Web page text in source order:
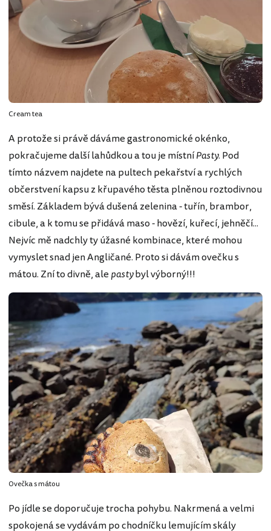
Cream tea
A protože si právě dáváme gastronomické okénko,
pokračujeme další lahůdkou a tou je místníPasty. Pod
tímto názvem najdete na pultech pekařství a rychlých
občerstvení kapsu z křupavého těsta plněnou roztodivnou
směsí. Základem bývá dušená zelenina - tuřín, brambor,
cibule, a k tomu se přidává maso - hovězí, kuřecí, jehněčí...
Nejvíc mě nadchly ty úžasné kombinace, které mohou
vymyslet snad jen Angličané. Proto si dávám ovečku s
mátou. Zní to divně, ale pastybyl výborný!!!
Ovečka s mátou
Po jídle se doporučuje trocha pohybu. Nakrmená a velmi
spokojená se vydávám po chodníčku lemujícím skály